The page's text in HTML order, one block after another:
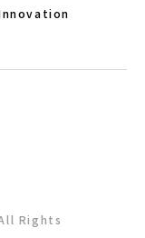
Rights